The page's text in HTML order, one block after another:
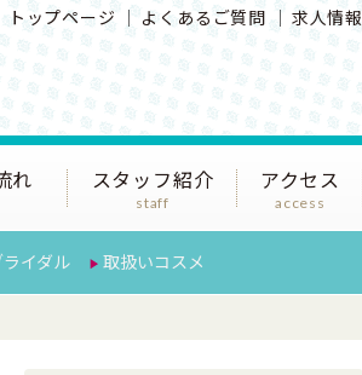
トップページ よくあるご質問 求人情報
れ スタッフ紹介
staff
アクセス
access
ライダル 取扱いコスメ